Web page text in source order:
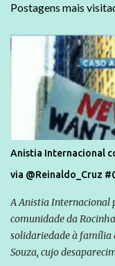
Postagens mais
Anistia Internacional
via @Reinaldo_Cruz
A Anistia Internacional
comunidade da
solidariedade à família
Souza, cujo